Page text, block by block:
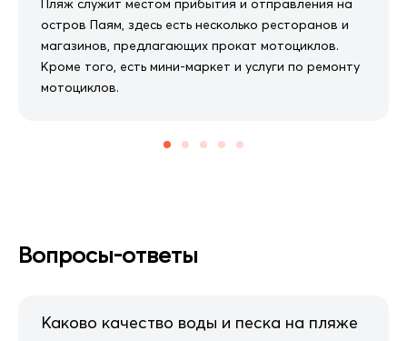
Пляж служит местом прибытия и отправления на
остров Паям, здесь есть несколько ресторанов и
магазинов, предлагающих прокат мотоциклов.
Кроме того, есть мини-маркет и услуги по ремонту
мотоциклов.
Вопросы-ответы
Каково качество воды и песка на пляже